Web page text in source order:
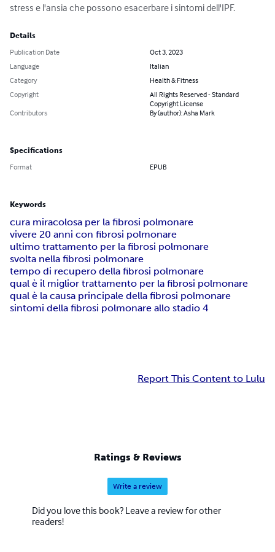
stress e l'ansia che possono esacerbare i sintomi dell'IPF.
Details
Publication Date
Oct 3, 2023
Language
Italian
Category
Health & Fitness
Copyright
All Rights Reserved - Standard
Copyright License
Contributors
By (author): Asha Mark
Specifications
Format EPUB
Keywords
cura miracolosa per la fibrosi polmonare
vivere 20 anni con fibrosi polmonare
ultimo trattamento per la fibrosi polmonare
svolta nella fibrosi polmonare
tempo di recupero della fibrosi polmonare
qual è il miglior trattamento per la fibrosi polmonare
qual è la causa principale della fibrosi polmonare
sintomi della fibrosi polmonare allo stadio 4
Report This Content to Lulu
Ratings & Reviews
Write a review
Did you love this book? Leave a review for other
readers!